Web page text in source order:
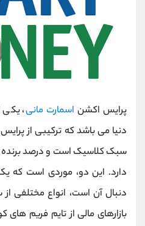
پرایس اکشن اسمارت مانی،
دنیا می باشد که ترکیبی از
سبک کلاسیک است و درصد
دارد. این دو، موردی است که یک
دنبال آن است، انواع مختلفی
بازارهای مالی از تایم فریم های